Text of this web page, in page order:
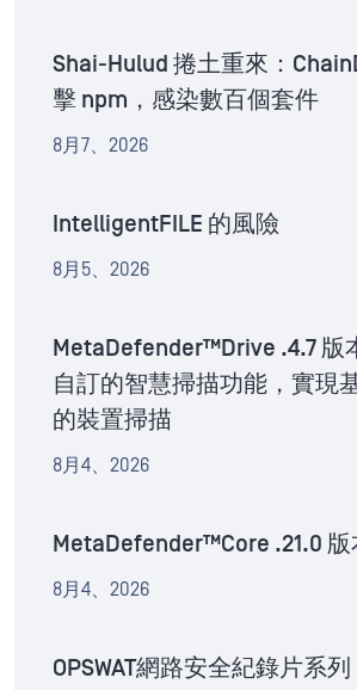
Shai-Hulud 捲土重來：
擊 npm，感染數百個套件
8月7、2026
IntelligentFILE 的風險
8月5、2026
MetaDefender™Drive .4.7 版
自訂的智慧掃描功能，實現
的裝置掃描
8月4、2026
MetaDefender™Core .21.0
8月4、2026
OPSWAT網路安全紀錄片系